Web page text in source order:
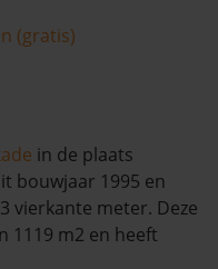
(gratis)
in de plaats
bouwjaar 1995 en
vierkante meter. Deze
1119 m2 en heeft